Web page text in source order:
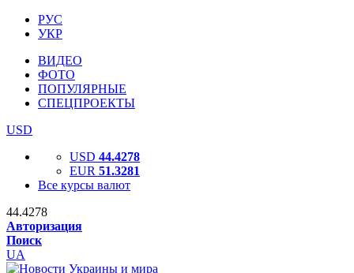
РУС
УКР
ВИДЕО
ФОТО
ПОПУЛЯРНЫЕ
СПЕЦПРОЕКТЫ
USD
USD 44.4278
EUR 51.3281
Все курсы валют
44.4278
Авторизация
Поиск
UA